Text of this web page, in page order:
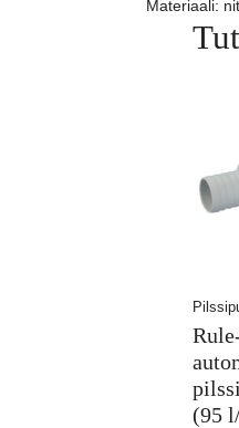
Materiaali:
(95